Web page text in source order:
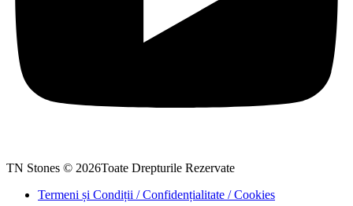
TN Stones © 2026Toate Drepturile Rezervate
Termeni și Condiții / Confidențialitate / Cookies